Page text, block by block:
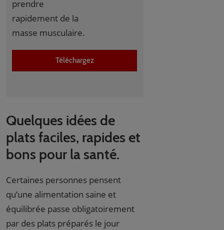
prendre
rapidement de la
masse musculaire.
Téléchargez
Quelques idées de
plats faciles, rapides et
bons pour la santé.
Certaines personnes pensent
qu’une alimentation saine et
équilibrée passe obligatoirement
par des plats préparés le jour